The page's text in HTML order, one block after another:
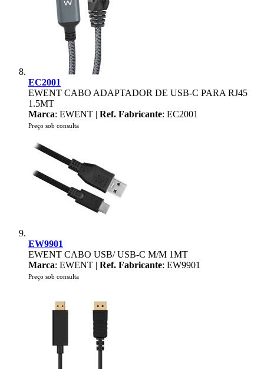
EC2001
EWENT CABO ADAPTADOR DE USB-C PARA RJ45
1.5MT
Marca: EWENT | Ref. Fabricante: EC2001
Preço sob consulta
EW9901
EWENT CABO USB/ USB-C M/M 1MT
Marca: EWENT | Ref. Fabricante: EW9901
Preço sob consulta